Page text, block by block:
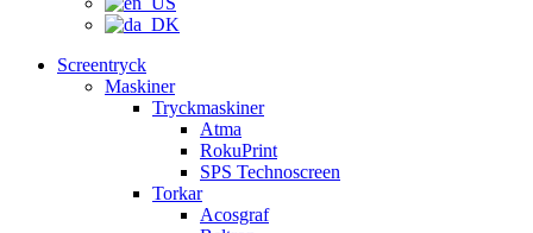
Screentryck
Maskiner
Tryckmaskiner
Atma
RokuPrint
SPS Technoscreen
Torkar
Acosgraf